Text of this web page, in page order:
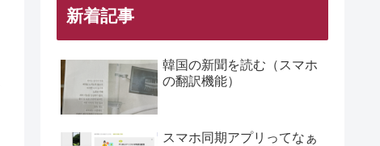
新着記事
韓国の新聞を読む（スマホ
の翻訳機能）
スマホ同期アプリってなぁ